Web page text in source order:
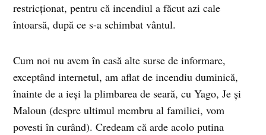
restricționat, pentru că incendiul a făcut azi cale
întoarsă, după ce s-a schimbat vântul.
Cum noi nu avem în casă alte surse de informare,
exceptând internetul, am aflat de incendiu duminică,
înainte de a ieși la plimbarea de seară, cu Yago, Je și
Maloun (despre ultimul membru al familiei, vom
povesti în curând). Credeam că arde acolo putina